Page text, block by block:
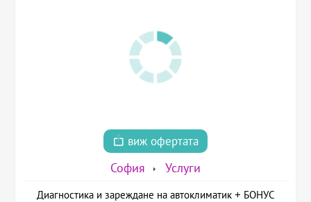
виж офертата
София Услуги
Диагностика и зареждане на автоклиматик + БОНУС